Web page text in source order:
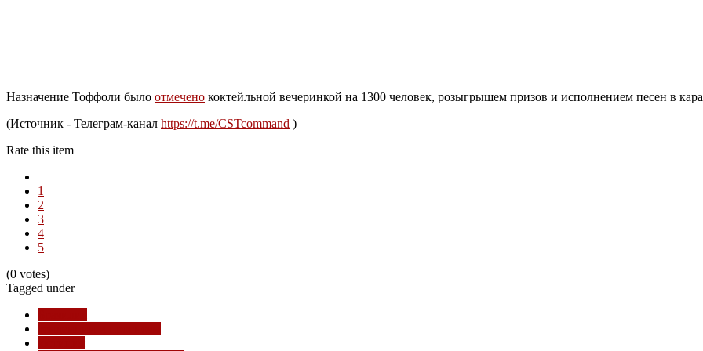
Назначение Тоффоли было отмечено коктейльной вечеринкой на 1300 человек, розыгрышем призов и исполнением песен в
(Источник - Телеграм-канал https://t.me/CSTcommand )
Rate this item
1
2
3
4
5
(0 votes)
Tagged under